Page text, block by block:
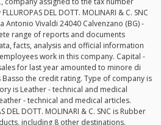
DEL DOTT. MOLINARI & C. SNC
Antonio Vivaldi 24040 Calvenzano (BG) -
range of reports and documents
facts, analysis and official information
work in this company. Capital -
for last year amounted to minore di
Basso the credit rating. Type of company is
is Leather - technical and medical
- technical and medical articles.
DEL DOTT. MOLINARI & C. SNC is Rubber
including 8 other destinations.